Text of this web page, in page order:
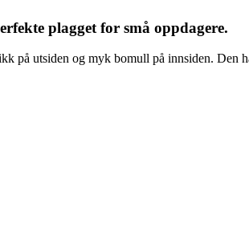
plagget for små oppdagere.
på utsiden og myk bomull på innsiden. Den